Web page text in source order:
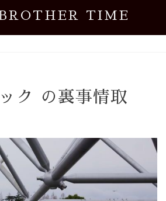
BROTHER TIME
ク の裏事情取